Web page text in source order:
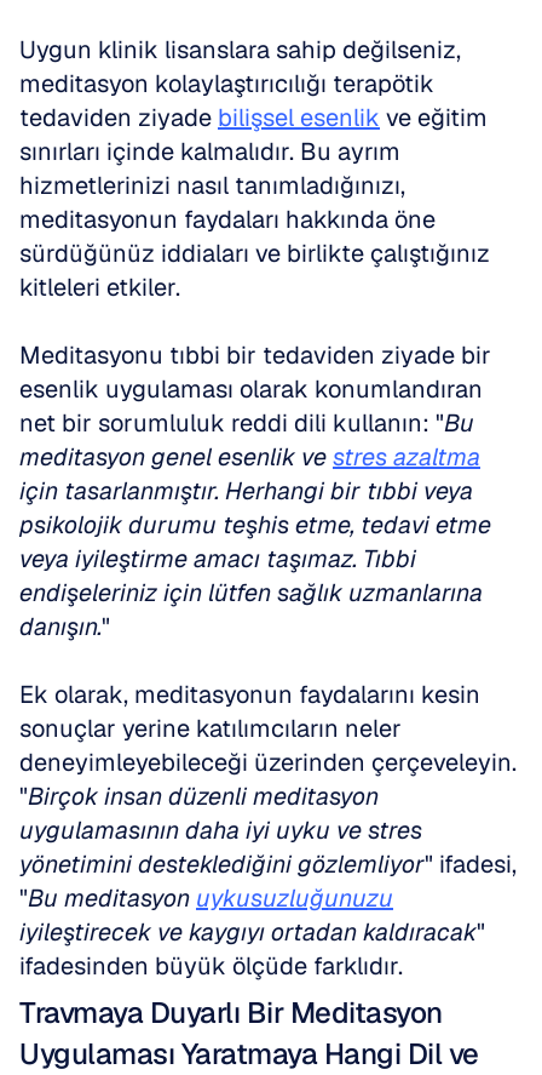
Uygun klinik lisanslara sahip değilseniz,
meditasyon kolaylaştırıcılığı terapötik
tedaviden ziyade bilişsel esenlik ve eğitim
sınırları içinde kalmalıdır. Bu ayrım
hizmetlerinizi nasıl tanımladığınızı,
meditasyonun faydaları hakkında öne
sürdüğünüz iddiaları ve birlikte çalıştığınız
kitleleri etkiler.
Meditasyonu tıbbi bir tedaviden ziyade bir
esenlik uygulaması olarak konumlandıran
net bir sorumluluk reddi dili kullanın: "Bu
meditasyon genel esenlik ve stres azaltma
için tasarlanmıştır. Herhangi bir tıbbi veya
psikolojik durumu teşhis etme, tedavi etme
veya iyileştirme amacı taşımaz. Tıbbi
endişeleriniz için lütfen sağlık uzmanlarına
danışın."
Ek olarak, meditasyonun faydalarını kesin
sonuçlar yerine katılımcıların neler
deneyimleyebileceği üzerinden çerçeveleyin.
"Birçok insan düzenli meditasyon
uygulamasının daha iyi uyku ve stres
yönetimini desteklediğini gözlemliyor" ifadesi,
"Bu meditasyon uykusuzluğunuzu
iyileştirecek ve kaygıyı ortadan kaldıracak"
ifadesinden büyük ölçüde farklıdır.
Travmaya Duyarlı Bir Meditasyon
Uygulaması Yaratmaya Hangi Dil ve